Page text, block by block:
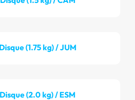
Disque (1.75 kg) / JUM
Disque (2.0 kg) / ESM